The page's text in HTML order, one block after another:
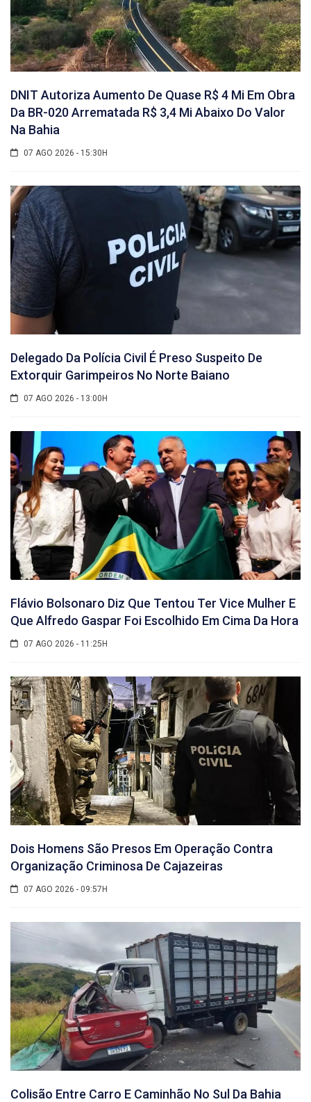
DNIT Autoriza Aumento De Quase R$ 4 Mi Em Obra
Da BR-020 Arrematada R$ 3,4 Mi Abaixo Do Valor
Na Bahia
07 AGO 2026 - 15:30H
Delegado Da Polícia Civil É Preso Suspeito De
Extorquir Garimpeiros No Norte Baiano
07 AGO 2026 - 13:00H
Flávio Bolsonaro Diz Que Tentou Ter Vice Mulher E
Que Alfredo Gaspar Foi Escolhido Em Cima Da Hora
07 AGO 2026 - 11:25H
Dois Homens São Presos Em Operação Contra
Organização Criminosa De Cajazeiras
07 AGO 2026 - 09:57H
Colisão Entre Carro E Caminhão No Sul Da Bahia